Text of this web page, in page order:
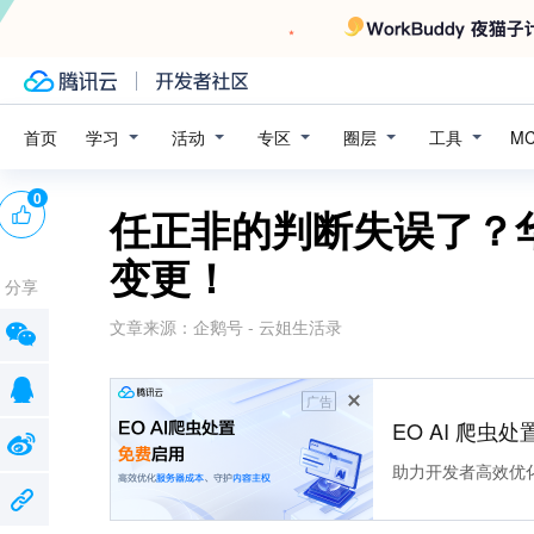
首页 学习 活动 专区 圈层 工具
任正非的判断失误了
变更！
文章来源： 企鹅号 - 云姐生活录
广告
EO AI 爬虫处
助力开发者高效优
0
分享